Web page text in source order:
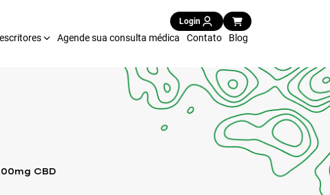
Login
Agende sua consulta médica Contato Blog
CBD